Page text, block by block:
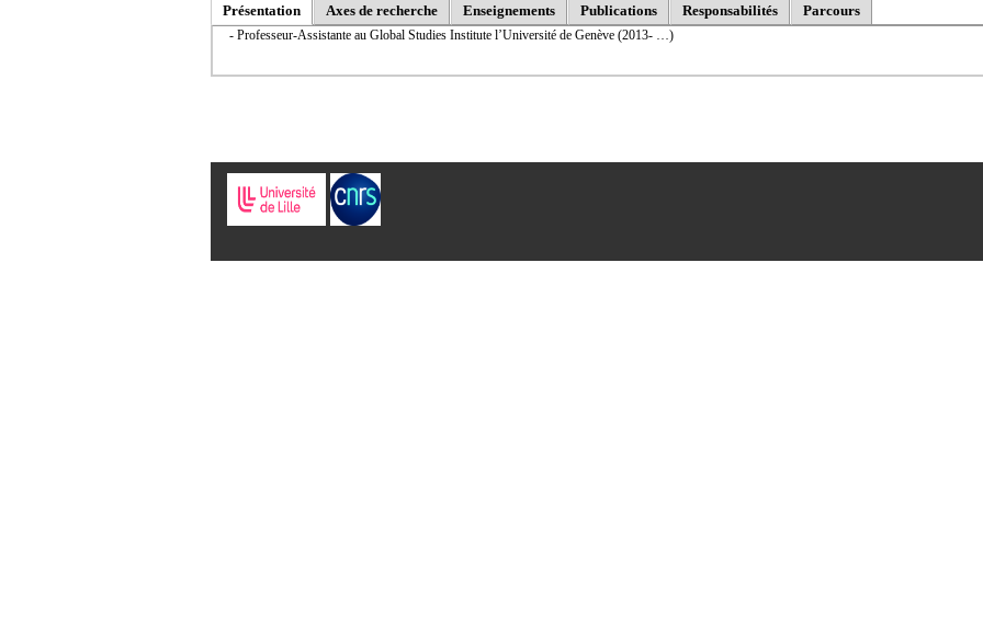
Présentation Axes de recherche Enseignements Publications Responsabilités Parcours
- Professeur-Assistante au Global Studies Institute l’Université de Genève (2013- …)